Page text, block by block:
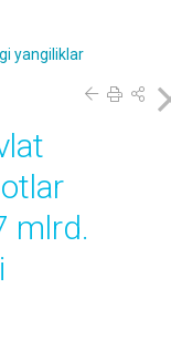
yangiliklar
mlrd.